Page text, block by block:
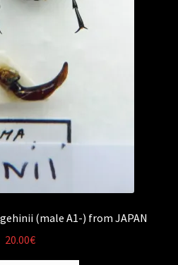
(male A1-) from JAPAN
20.00€